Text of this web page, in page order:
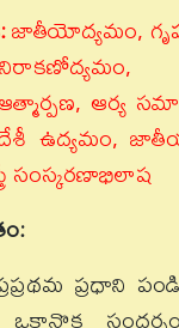
జాతీయోద్యమం,
ఆర్య
ఉద్యమం,
సంస్కరణాభిలాష
ప్రధాని